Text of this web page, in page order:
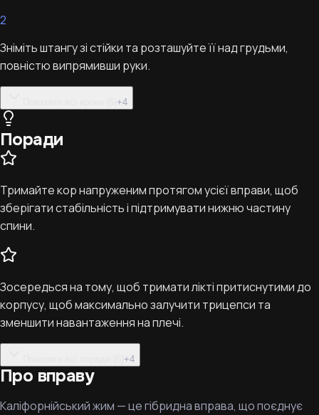
2
Зніміть штангу зі стійки та розташуйте її над грудьми,
повністю випрямивши руки.
+4
Поради
Тримайте кор напруженим протягом усієї вправи, щоб
зберігати стабільність і підтримувати нижню частину
спини.
Зосередься на тому, щоб тримати лікті притиснутими до
корпусу, щоб максимально залучити трицепси та
зменшити навантаження на плечі.
+4
Про вправу
Каліфорнійський жим — це гібридна вправа, що поєднує